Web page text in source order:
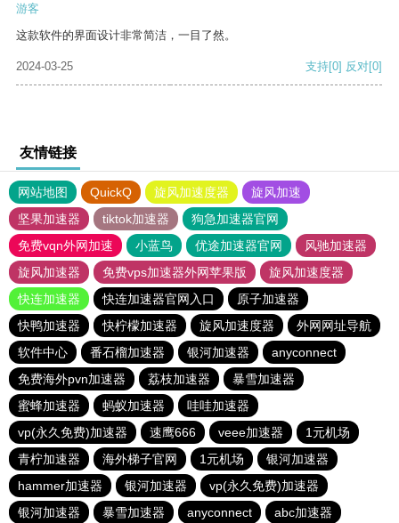
游客
这款软件的界面设计非常简洁，一目了然。
2024-03-25 支持[0] 反对[0]
友情链接
网站地图 QuickQ 旋风加速度器
旋风加速
坚果加速器
tiktok加速器
狗急加速器官网
免费vqn外网加速
小蓝鸟 优途加速器官网
风驰加速器
旋风加速器
免费vps加速器外网苹果版
旋风加速度器
快连加速器
快连加速器官网入口
原子加速器
快鸭加速器
快柠檬加速器 旋风加速度器
外网网址导航
软件中心
番石榴加速器 银河加速器
anyconnect
免费海外pvn加速器
荔枝加速器
暴雪加速器
蜜蜂加速器
蚂蚁加速器
哇哇加速器
vp(永久免费)加速器
速鹰666 veee加速器
1元机场
青柠加速器
海外梯子官网 1元机场
银河加速器
hammer加速器
银河加速器
vp(永久免费)加速器
银河加速器
暴雪加速器 anyconnect abc加速器